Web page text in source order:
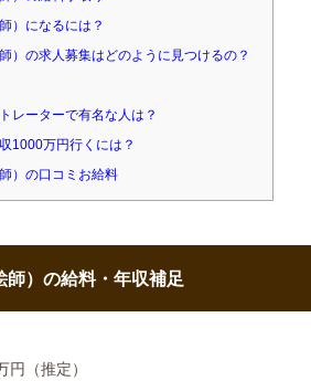
）になるには？
）の求人募集はどのように見つけるの？
レーターで有名な人は？
1000万円行くには？
）の口コミお給料
師）の給料・年収補足
（推定）